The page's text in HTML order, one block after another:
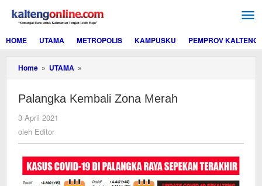
konten
HOME
UTAMA METROPOLIS KAMPUSKU PEMPROV KALTENG
Home » UTAMA »
Kembali
Merah
Palangka Kembali Zona Merah
3 April 2021
oleh Editor